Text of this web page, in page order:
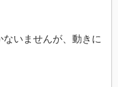
いませんが、動きに